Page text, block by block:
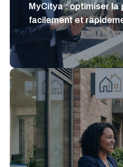
MyCitya : optimiser la
facilement et